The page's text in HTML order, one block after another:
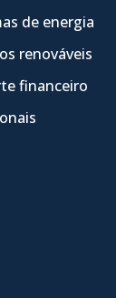
de energia
renováveis
financeiro